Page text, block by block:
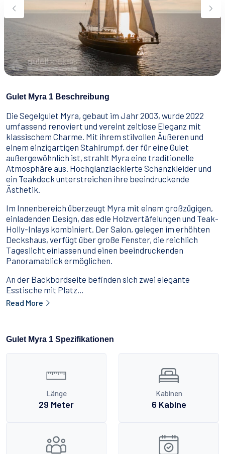
Essen & Trinken
Wie man bucht
Geschäftsbedingungen
Kontakt
Gulet Myra 1 Beschreibung
Die Segelgulet Myra, gebaut im Jahr 2003, wurde 2022
umfassend renoviert und vereint zeitlose Eleganz mit
klassischem Charme. Mit ihrem stilvollen Äußeren und
einem einzigartigen Stahlrumpf, der für eine Gulet
außergewöhnlich ist, strahlt Myra eine traditionelle
Atmosphäre aus. Hochglanzlackierte Schanzkleider und
ein Teakdeck unterstreichen ihre beeindruckende
Ästhetik.
Im Innenbereich überzeugt Myra mit einem großzügigen,
einladenden Design, das edle Holzvertäfelungen und Teak-
Holly-Inlays kombiniert. Der Salon, gelegen im erhöhten
Deckshaus, verfügt über große Fenster, die reichlich
Tageslicht einlassen und einen beeindruckenden
Panoramablick ermöglichen.
An der Backbordseite befinden sich zwei elegante
Esstische mit Platz...
Read More
Gulet Myra 1 Spezifikationen
Länge
29 Meter
Kabinen
6 Kabine